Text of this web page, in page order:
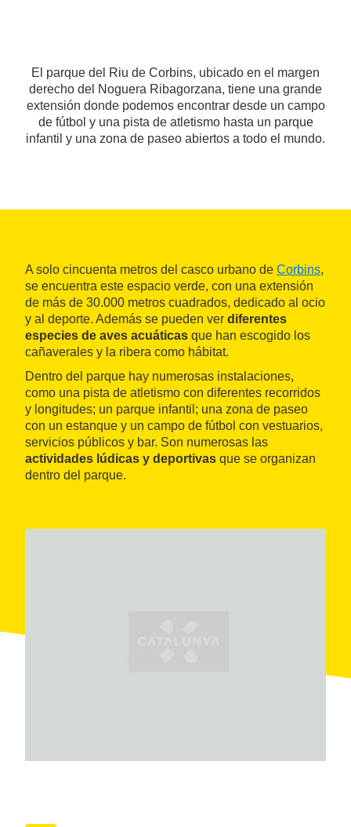
El parque del Riu de Corbins, ubicado en el margen
derecho del Noguera Ribagorzana, tiene una grande
extensión donde podemos encontrar desde un campo
de fútbol y una pista de atletismo hasta un parque
infantil y una zona de paseo abiertos a todo el mundo.
A solo cincuenta metros del casco urbano de Corbins,
se encuentra este espacio verde, con una extensión
de más de 30.000 metros cuadrados, dedicado al ocio
y al deporte. Además se pueden ver diferentes
especies de aves acuáticas que han escogido los
cañaverales y la ribera como hábitat.
Dentro del parque hay numerosas instalaciones,
como una pista de atletismo con diferentes recorridos
y longitudes; un parque infantil; una zona de paseo
con un estanque y un campo de fútbol con vestuarios,
servicios públicos y bar. Son numerosas las
actividades lúdicas y deportivas que se organizan
dentro del parque.